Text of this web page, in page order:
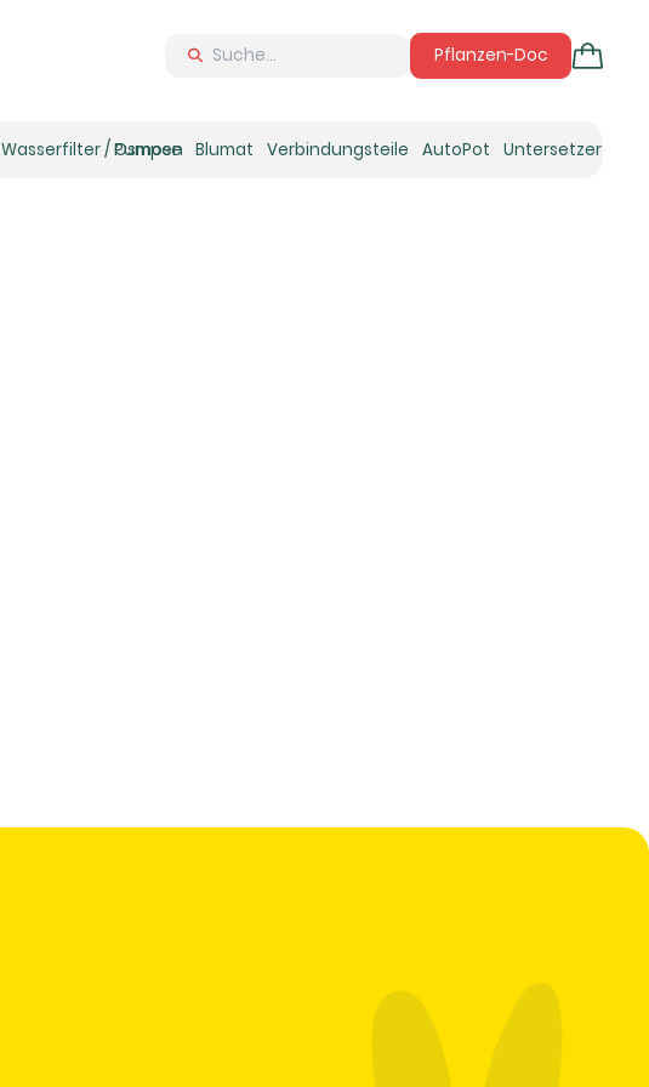
Pflanzen-Doc
Wasserfilter / Osmose
Pumpen Blumat Verbindungsteile AutoPot Untersetzer